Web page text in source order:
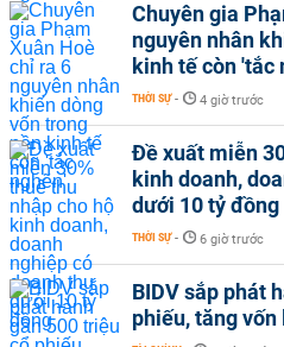
Chuyên gia
nguyên nhân
kinh tế còn 'tắc
THỜI SỰ - 4 giờ trước
Đề xuất miễn
kinh doanh,
dưới 10 tỷ đồng
THỜI SỰ - 6 giờ trước
BIDV sắp phát
phiếu, tăng